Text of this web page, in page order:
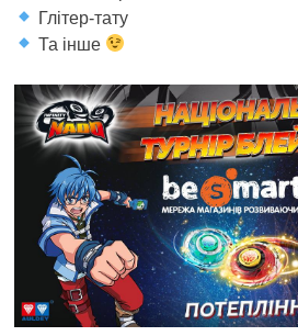
Глітер-тату
Та інше